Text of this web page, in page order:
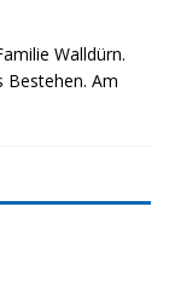
Walldürn.
Bestehen. Am